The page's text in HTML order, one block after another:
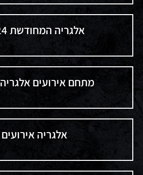
אלגריה המחודשת 2024
מתחם אירועים אלגריה 2023
אלגריה אירועים